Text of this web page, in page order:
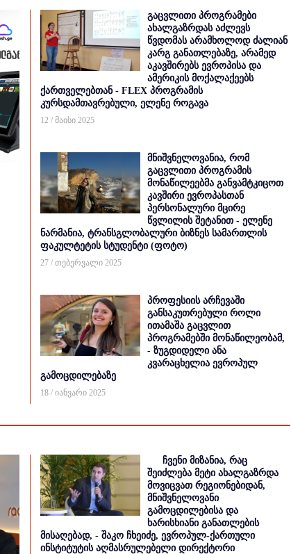
გაცვლითი პროგრამები
ახალგაზრდას აძლევს
წვდომას არამხოლოდ ძალიან
კარგ განათლებაზე, არამედ
აკავშირებს ევროპისა და
ამერიკის მოქალაქეებს
ქართველებთან - FLEX პროგრამის
კურსდამთავრებული, ელენე როგავა
12 / მაისი 2025
მნიშვნელოვანია, რომ
გაცვლითი პროგრამის
მონაწილეებმა განვამტკიცოთ
კავშირი ევროპასთან
პერსონალური მცირე
წვლილის შეტანით - ელენე
ნარმანია, ტრანსგლობალური ბიზნეს სამართლის
ფაკულტეტის სტუდენტი (ფოტო)
27 / თებერვალი 2025
პროფესიის არჩევაში
განსაკუთრებული როლი
ითამაშა გაცვლით
პროგრამებში მონაწილეობამ,
- ზუგდიდელი ანა
კვარაცხელია ევროპულ
გამოცდილებაზე
18 / იანვარი 2025
ჩვენი მიზანია, რაც
შეიძლება მეტი ახალგაზრდა
მოვიცვათ რეგიონებიდან,
მნიშვნელოვანი
გამოცდილებისა და
ხარისხიანი განათლების
მისაღებად, - შაკო ჩხეიძე, ევროპულ-ქართული
ინსტიტუტის აღმასრულებელი დირექტორი